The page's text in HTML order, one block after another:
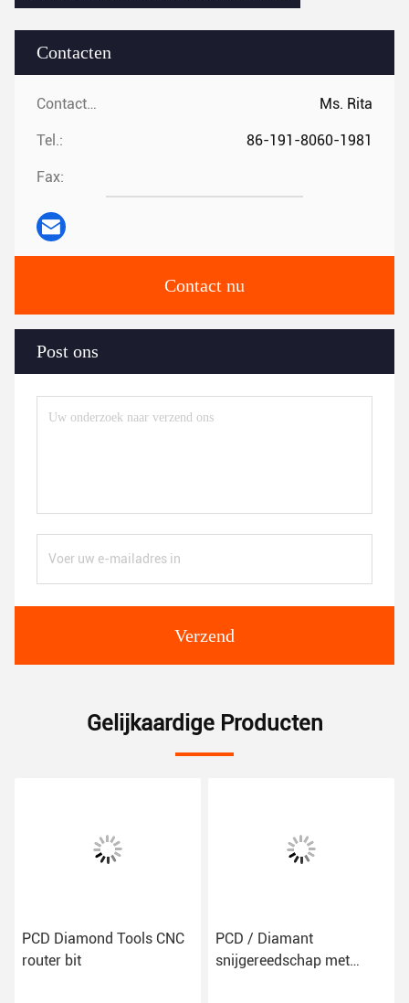
Contacten
Contacten: Ms. Rita
Tel.: 86-191-8060-1981
Fax:
Contact nu
Post ons
Verzend
Gelijkaardige Producten
PCD Diamond Tools CNC
router bit
PCD / Diamant
snijgereedschap met